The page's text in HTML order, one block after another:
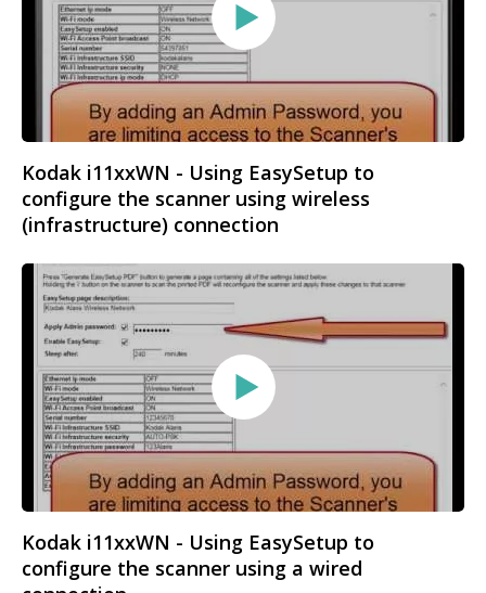
Kodak i11xxWN - Using EasySetup to
configure the scanner using wireless
(infrastructure) connection
Kodak i11xxWN - Using EasySetup to
configure the scanner using a wired